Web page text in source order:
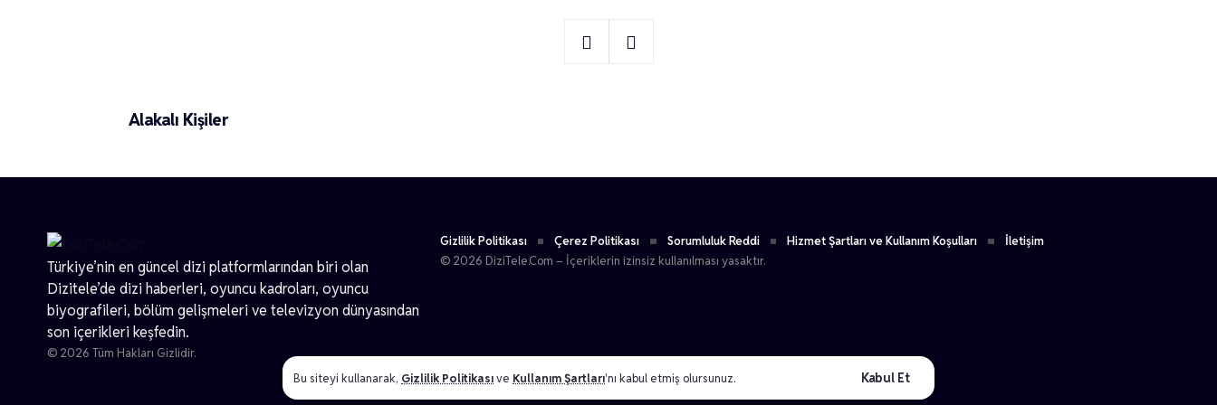
Bu siteyi kullanarak, Gizlilik Politikasıve Kullanım Şartları'nı kabul etmiş olursunuz. Kabul Et
Alakalı Kişiler
Merve Çalışkan
Türkiye’nin en güncel dizi platformlarından biri olan
Dizitele’de dizi haberleri, oyuncu kadroları, oyuncu
biyografileri, bölüm gelişmeleri ve televizyon dünyasından
son içerikleri keşfedin.
© 2026 Tüm Hakları Gizlidir.
Gizlilik Politikası Çerez Politikası Sorumluluk Reddi Hizmet Şartları ve Kullanım Koşulları
İletişim
© 2026 DiziTele.Com – İçeriklerin izinsiz kullanılması yasaktır.